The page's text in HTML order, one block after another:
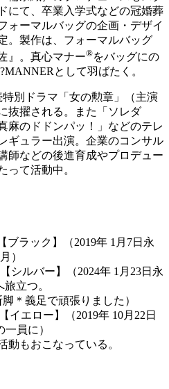
にて、卒業入学式などの冠婚葬
ォーマルバッグの企画・デザイ
。製作は、フォーマルバッグ
』。真心マナー®をバッグにの
として羽ばたく。
別ドラマ「女の勲章」（主演
抜擢される。また「ソレダ
麻のドドンパッ！」などのテレ
ギュラー出演。企業のコンサル
師などの後進育成やプロデュー
って活動中。
ラック】（2019年 1月7日永
）
ルバー】（2024年 1月23日永
立つ。
＊義足で頑張りました）
エロー】（2019年 10月22日
員に）
動もおこなっている。